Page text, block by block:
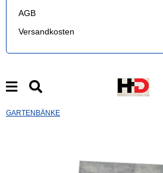
AGB
Versandkosten
GARTENBÄNKE